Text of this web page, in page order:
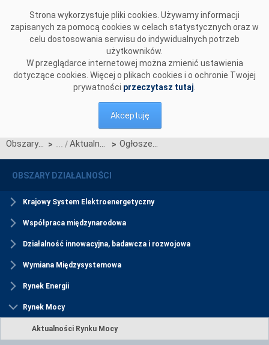
Strona wykorzystuje pliki cookies. Używamy informacji
zapisanych za pomocą cookies w celach statystycznych oraz w
celu dostosowania serwisu do indywidualnych potrzeb
użytkowników.
W przeglądarce internetowej można zmienić ustawienia
dotyczące cookies. Więcej o plikach cookies i o ochronie Twojej
prywatności przeczytasz tutaj
Akceptuję
Obszary działalności > Aktualności Rynku Mocy > Ogłoszenie wstępnych wyników aukcji dogrywkowej na rok dostaw 2029
OBSZARY DZIAŁALNOŚCI
Krajowy System Elektroenergetyczny
Współpraca międzynarodowa
Działalność innowacyjna, badawcza i rozwojowa
Wymiana Międzysystemowa
Rynek Energii
Rynek Mocy
Aktualności Rynku Mocy